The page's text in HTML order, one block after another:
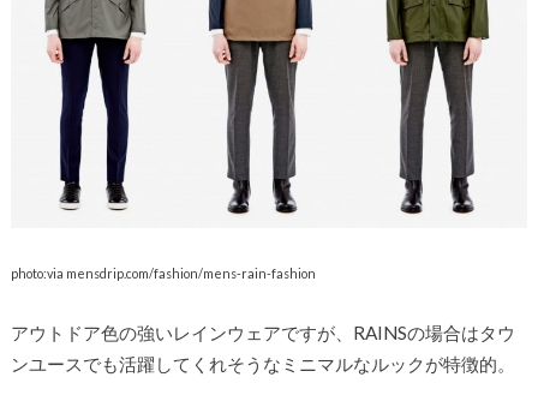
photo:via mensdrip.com/fashion/mens-rain-fashion
アウトドア色の強いレインウェアですが、RAINSの場合はタウ
ンユースでも活躍してくれそうなミニマルなルックが特徴的。